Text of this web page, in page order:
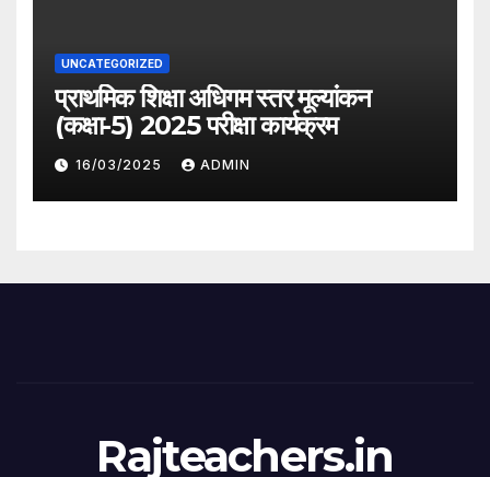
UNCATEGORIZED
प्राथमिक शिक्षा अधिगम स्तर मूल्यांकन
(कक्षा-5) 2025 परीक्षा कार्यक्रम
16/03/2025 ADMIN
Rajteachers.in